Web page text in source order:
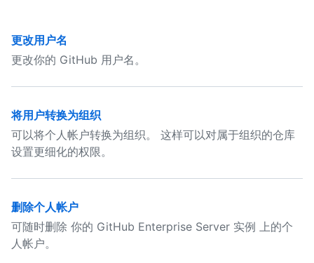
更改用户名
更改你的 GitHub 用户名。
将用户转换为组织
可以将个人帐户转换为组织。 这样可以对属于组织的仓库
设置更细化的权限。
删除个人帐户
可随时删除 你的 GitHub Enterprise Server 实例 上的个
人帐户。